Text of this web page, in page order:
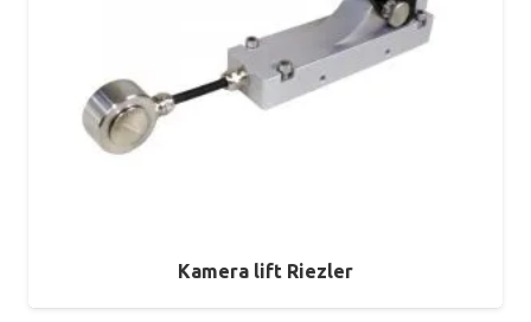
Kamera lift Riezler